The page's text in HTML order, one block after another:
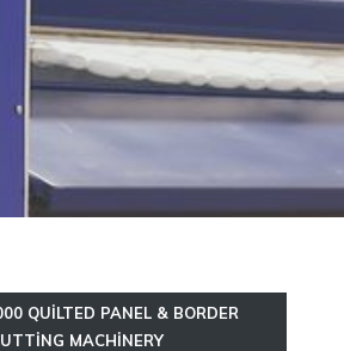
QUILTED PANEL & BORDER
MACHINERY